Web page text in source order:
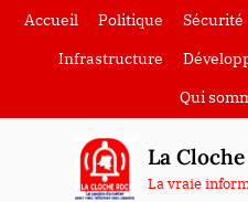
SkipAccueil Politique Sécurité
Infrastructure
Qui
La
La vraie